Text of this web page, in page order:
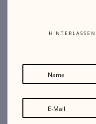
Name
E-Mail